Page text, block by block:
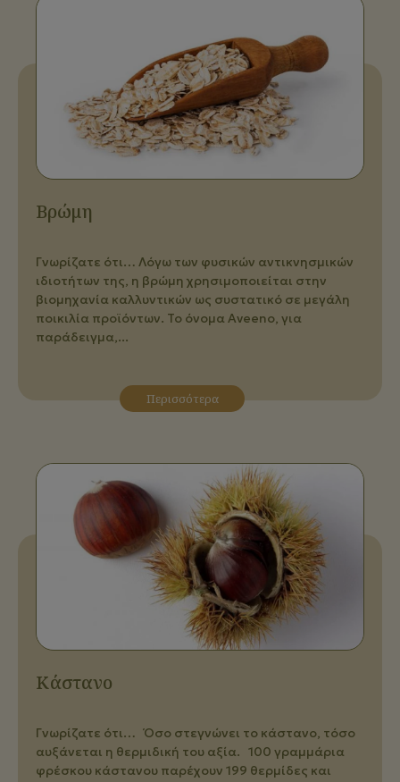
Βρώμη
Γνωρίζατε ότι… Λόγω των φυσικών αντικνησμικών
ιδιοτήτων της, η βρώμη χρησιμοποιείται στην
βιομηχανία καλλυντικών ως συστατικό σε μεγάλη
ποικιλία προϊόντων. Το όνομα Aveeno, για
παράδειγμα,...
Περισσότερα
Κάστανο
Γνωρίζατε ότι… Όσο στεγνώνει το κάστανο, τόσο
αυξάνεται η θερμιδική του αξία. 100 γραμμάρια
φρέσκου κάστανου παρέχουν 199 θερμίδες και